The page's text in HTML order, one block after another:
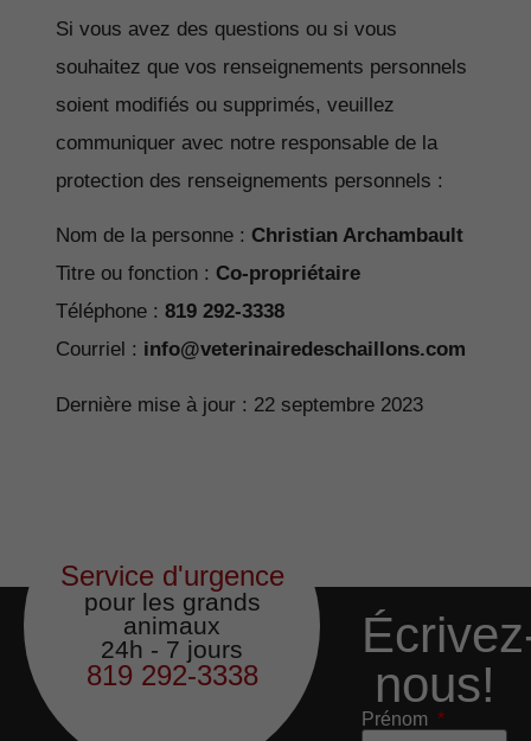
Si vous avez des questions ou si vous
souhaitez que vos renseignements personnels
soient modifiés ou supprimés, veuillez
communiquer avec notre responsable de la
protection des renseignements personnels :
Nom de la personne : Christian Archambault
Titre ou fonction : Co-propriétaire
Téléphone : 819 292-3338
Courriel : info@veterinairedeschaillons.com
Dernière mise à jour : 22 septembre 2023
Service d'urgence
pour les grands
animaux
24h - 7 jours
819 292-3338
nous!
Prénom